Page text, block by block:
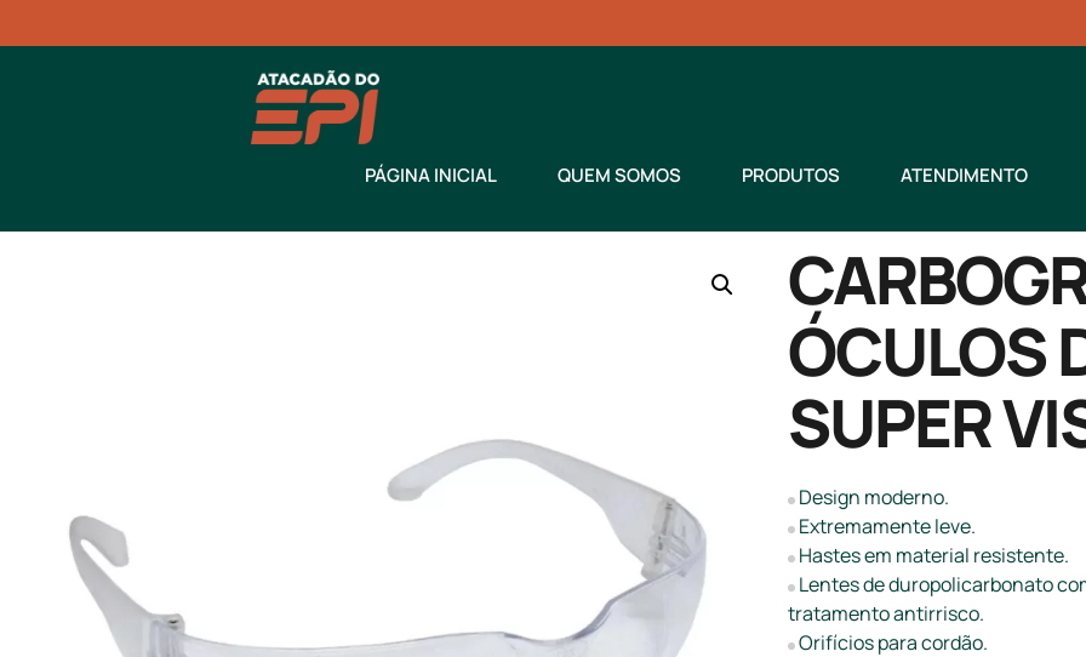
PÁGINA INICIAL QUEM SOMOS PRODUTOS ATENDIMENTO
ÓCULOS
SUPER
Design moderno.
Extremamente leve.
Hastes em material resistente.
Lentes de duropolicarbonato
tratamento antirrisco.
Orifícios para cordão.